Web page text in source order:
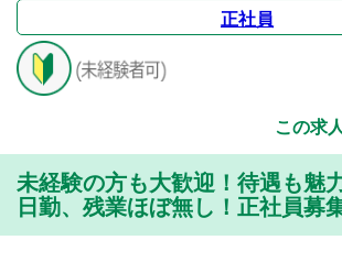
正社員
この求
未経験の方も大歓迎！待遇も魅
日勤、残業ほぼ無し！正社員募